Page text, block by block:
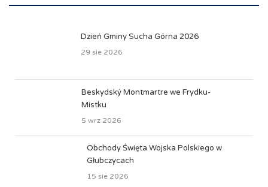
Dzień Gminy Sucha Górna 2026
29 sie 2026
Beskydský Montmartre we Frydku-
Mistku
5 wrz 2026
Obchody Święta Wojska Polskiego w
Głubczycach
15 sie 2026